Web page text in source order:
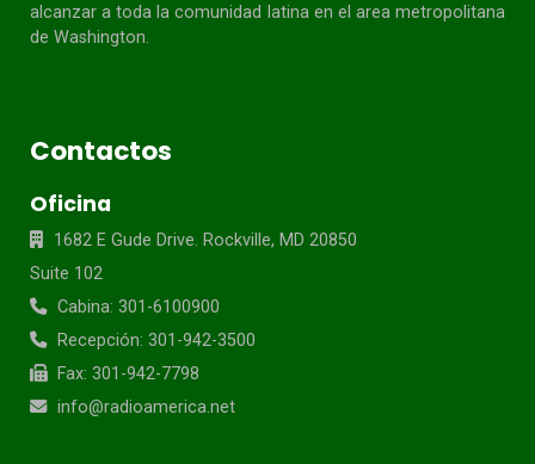
alcanzar a toda lacomunidad latina en el area metropolitana
de Washington.
Contactos
Oficina
1682 E Gude Drive. Rockville, MD 20850
Suite 102
Cabina: 301-6100900
Recepción: 301-942-3500
Fax: 301-942-7798
info@radioamerica.net